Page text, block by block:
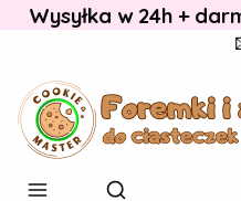
Wysyłka w 24h +
Otwórz